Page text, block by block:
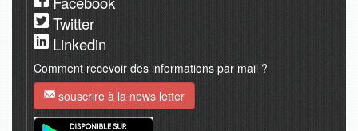
Twitter
Linkedin
Comment recevoir des informations par mail ?
souscrire à la news letter